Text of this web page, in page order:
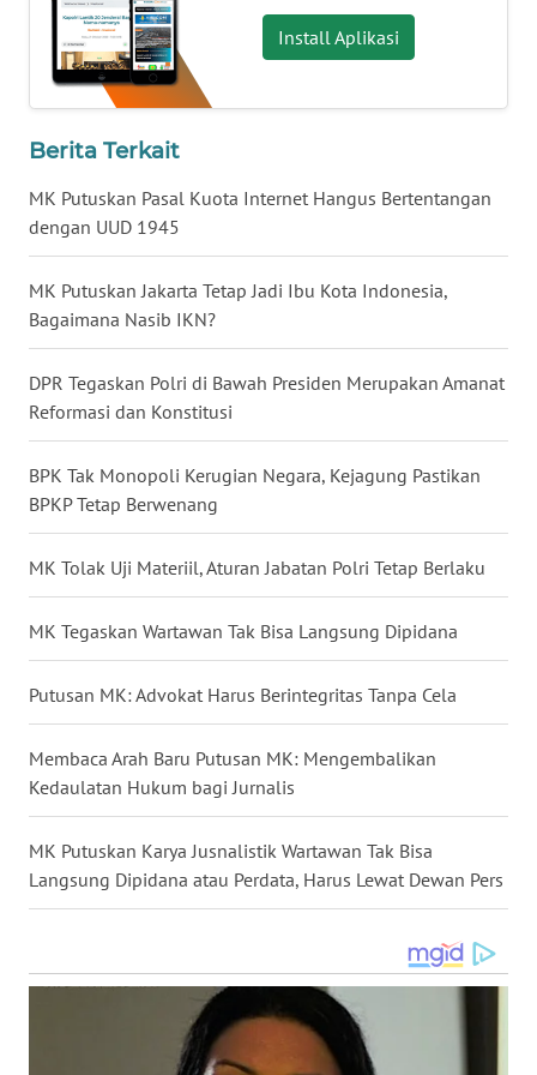
Install Aplikasi
Berita Terkait
MK Putuskan Pasal Kuota Internet Hangus Bertentangan
dengan UUD 1945
MK Putuskan Jakarta Tetap Jadi Ibu Kota Indonesia,
Bagaimana Nasib IKN?
DPR Tegaskan Polri di Bawah Presiden Merupakan Amanat
Reformasi dan Konstitusi
BPK Tak Monopoli Kerugian Negara, Kejagung Pastikan
BPKP Tetap Berwenang
MK Tolak Uji Materiil, Aturan Jabatan Polri Tetap Berlaku
MK Tegaskan Wartawan Tak Bisa Langsung Dipidana
Putusan MK: Advokat Harus Berintegritas Tanpa Cela
Membaca Arah Baru Putusan MK: Mengembalikan
Kedaulatan Hukum bagi Jurnalis
MK Putuskan Karya Jusnalistik Wartawan Tak Bisa
Langsung Dipidana atau Perdata, Harus Lewat Dewan Pers
WN
SERAMBI
WN
WN
SULTRA
WN
NTB
WN
SULTENG
WN
SULBAR
WN
SUMBAR
WN
SUMSEL
WN
BENGKULU
LAMPUNG